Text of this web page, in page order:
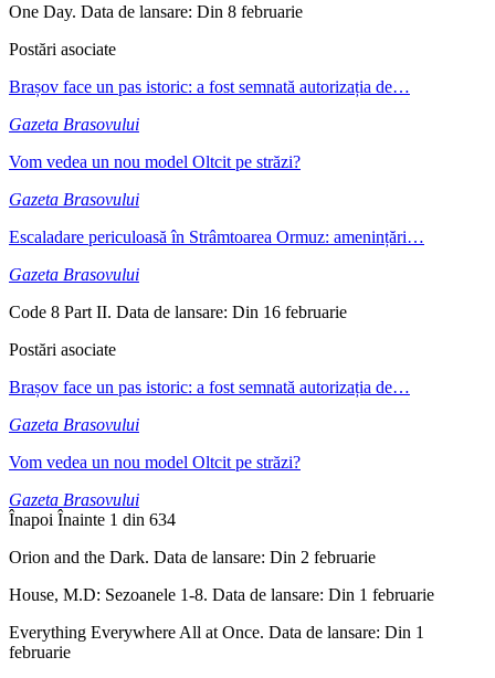
One Day. Data de lansare: Din 8 februarie
Postări asociate
Brașov face un pas istoric: a fost semnată autorizația de…
Gazeta Brasovului
Vom vedea un nou model Oltcit pe străzi?
Gazeta Brasovului
Escaladare periculoasă în Strâmtoarea Ormuz: amenințări…
Gazeta Brasovului
Code 8 Part II. Data de lansare: Din 16 februarie
Postări asociate
Brașov face un pas istoric: a fost semnată autorizația de…
Gazeta Brasovului
Vom vedea un nou model Oltcit pe străzi?
Gazeta Brasovului
Înapoi Înainte 1 din 634
Orion and the Dark. Data de lansare: Din 2 februarie
House, M.D: Sezoanele 1-8. Data de lansare: Din 1 februarie
Everything Everywhere All at Once. Data de lansare: Din 1
februarie